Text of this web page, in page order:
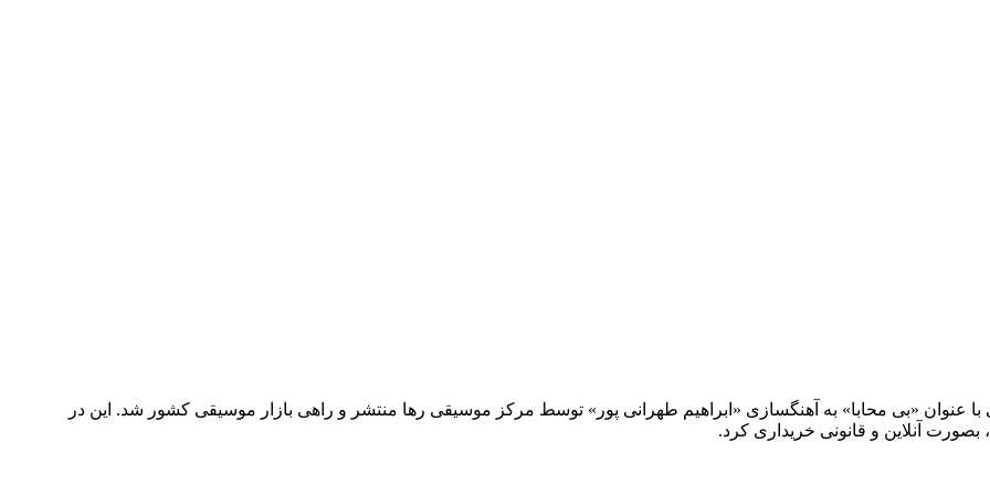
عنوان «بی محابا» به آهنگسازی «ابراهیم طهرانی پور» توسط مرکز موسیقی رها منتشر و راهی بازار موسیقی کشور شد. این در
آنلاین و قانونی خریداری کرد.